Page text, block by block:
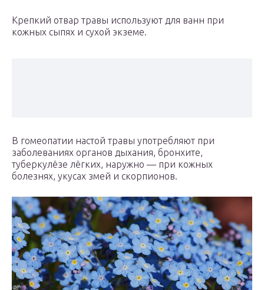
Крепкий отвар травы используют для ванн при
кожных сыпях и сухой экземе.
В гомеопатии настой травы употребляют при
заболеваниях органов дыхания, бронхите,
туберкулёзе лёгких, наружно — при кожных
болезнях, укусах змей и скорпионов.